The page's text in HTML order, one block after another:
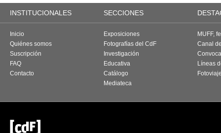
INSTITUCIONALES SECCIONES
Inicio
Quiénes somos
Suscripción
FAQ
Contacto
Exposiciones
Fotografías del CdF
Investigación
Educativa
Catálogo
Mediateca
MUFF,
Canal
Líneas